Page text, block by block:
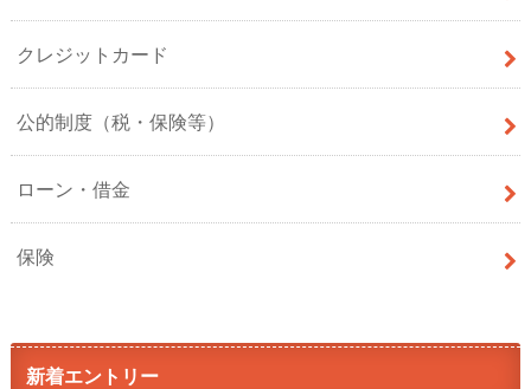
クレジットカード
公的制度（税・保険等）
ローン・借金
保険
新着エントリー